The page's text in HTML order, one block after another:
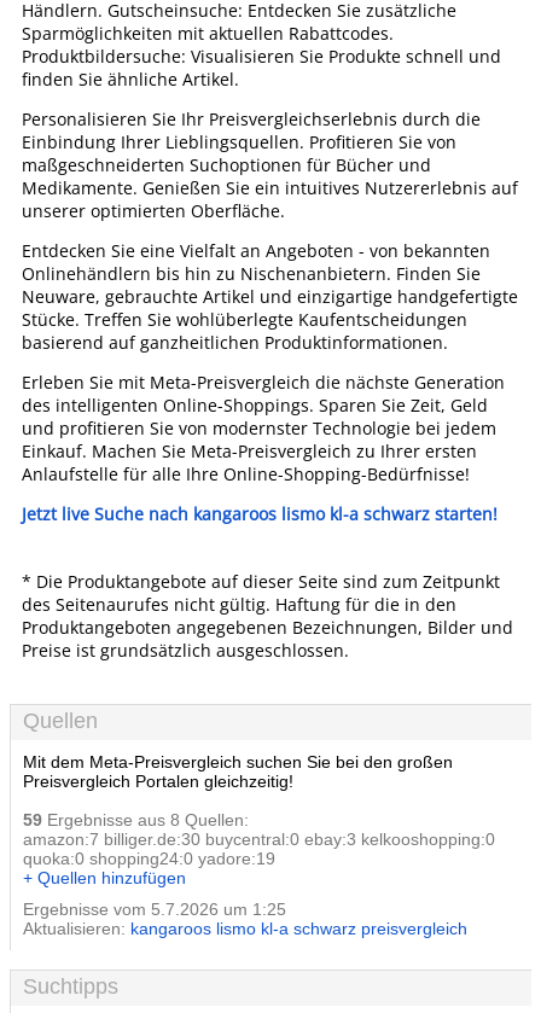
Händlern. Gutscheinsuche: Entdecken Sie zusätzliche
Sparmöglichkeiten mit aktuellen Rabattcodes.
Produktbildersuche: Visualisieren Sie Produkte schnell und
finden Sie ähnliche Artikel.
Personalisieren Sie Ihr Preisvergleichserlebnis durch die
Einbindung Ihrer Lieblingsquellen. Profitieren Sie von
maßgeschneiderten Suchoptionen für Bücher und
Medikamente. Genießen Sie ein intuitives Nutzererlebnis auf
unserer optimierten Oberfläche.
Entdecken Sie eine Vielfalt an Angeboten - von bekannten
Onlinehändlern bis hin zu Nischenanbietern. Finden Sie
Neuware, gebrauchte Artikel und einzigartige handgefertigte
Stücke. Treffen Sie wohlüberlegte Kaufentscheidungen
basierend auf ganzheitlichen Produktinformationen.
Erleben Sie mit Meta-Preisvergleich die nächste Generation
des intelligenten Online-Shoppings. Sparen Sie Zeit, Geld
und profitieren Sie von modernster Technologie bei jedem
Einkauf. Machen Sie Meta-Preisvergleich zu Ihrer ersten
Anlaufstelle für alle Ihre Online-Shopping-Bedürfnisse!
Jetzt live Suche nach kangaroos lismo kl-a schwarz starten!
* Die Produktangebote auf dieser Seite sind zum Zeitpunkt
des Seitenaurufes nicht gültig. Haftung für die in den
Produktangeboten angegebenen Bezeichnungen, Bilder und
Preise ist grundsätzlich ausgeschlossen.
Quellen
Mit dem Meta-Preisvergleich suchen Sie bei den großen
Preisvergleich Portalen gleichzeitig!
59 Ergebnisse aus 8 Quellen:
amazon:7 billiger.de:30 buycentral:0 ebay:3 kelkooshopping:0
quoka:0 shopping24:0 yadore:19
+ Quellen hinzufügen
Ergebnisse vom 5.7.2026 um 1:25
Aktualisieren: kangaroos lismo kl-a schwarz preisvergleich
Suchtipps